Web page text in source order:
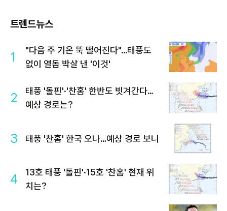
트렌드뉴스
1
"다음 주 기온 뚝 떨어진다"…태풍도
없이 열돔 박살 낸 '이것'
2
태풍 '돌핀'·'찬홈' 한반도 빗겨간다…
예상 경로는?
3 태풍 '찬홈' 한국 오나…예상 경로 보니
4
13호 태풍 '돌핀'·15호 '찬홈' 현재 위
치는?